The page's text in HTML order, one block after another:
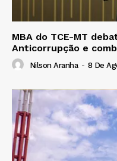
MBA do TCE-MT
Anticorrupção e
Nilson Aranha - 8 De